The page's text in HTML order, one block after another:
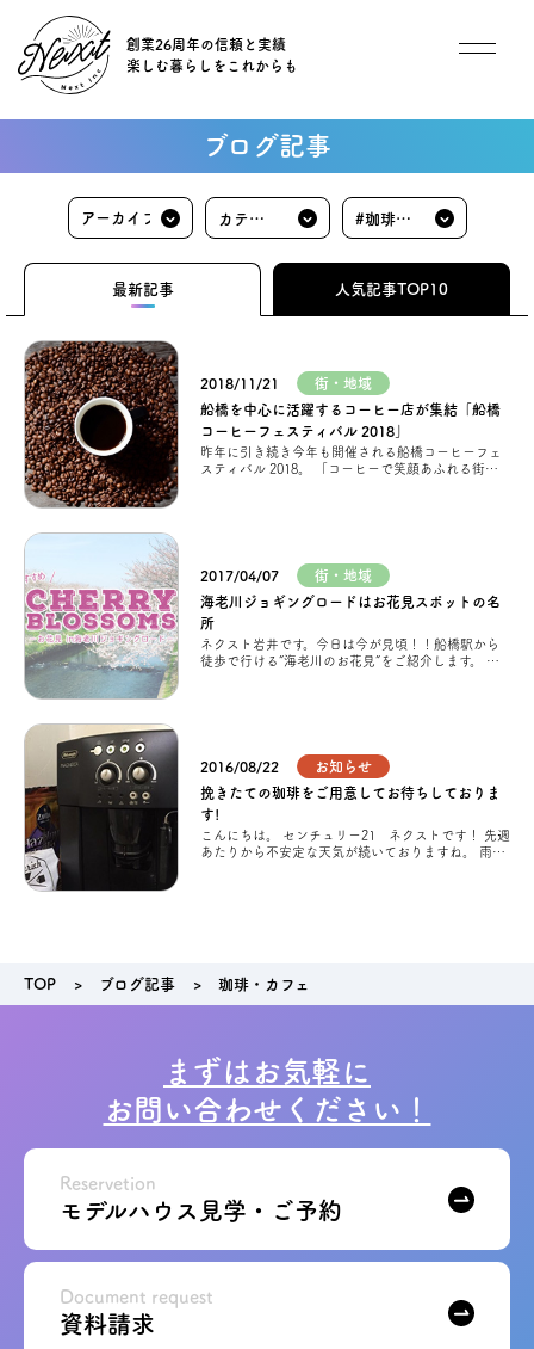
創業26周年の信頼と実績
楽しむ暮らしをこれからも
住宅商品
イベント
オーナー様インタビュー
ごあいさつ
チーム紹介
アクセス
ブログ
会社案内
キャンペーン
SDGs
お問い合わせ
会員登録
資料請求
オンライン無料相談
ブログ記事
カテゴ
リ
#珈琲・
カフェ
最新記事
人気記事TOP10
2018/11/21
街・地域
船橋を中心に活躍するコーヒー店が集結「船橋
コーヒーフェスティバル 2018」
昨年に引き続き今年も開催される船橋コーヒーフェ
スティバル 2018。 「コーヒーで笑顔あふれる街
2017/04/07
街・地域
海老川ジョギングロードはお花見スポットの名
所
ネクスト岩井です。今日は今が見頃！！船橋駅から
徒歩で行ける”海老川のお花見”をご紹介します。 ※
2016/08/22
お知らせ
挽きたての珈琲をご用意してお待ちしておりま
す!
こんにちは。 センチュリー21 ネクストです！ 先週
あたりから不安定な天気が続いておりますね。 雨や
TOP ブログ記事 珈琲・カフェ
まずはお気軽に
お問い合わせください！
モデルハウス見学・ご予約
Reservetion
資料請求
Document request